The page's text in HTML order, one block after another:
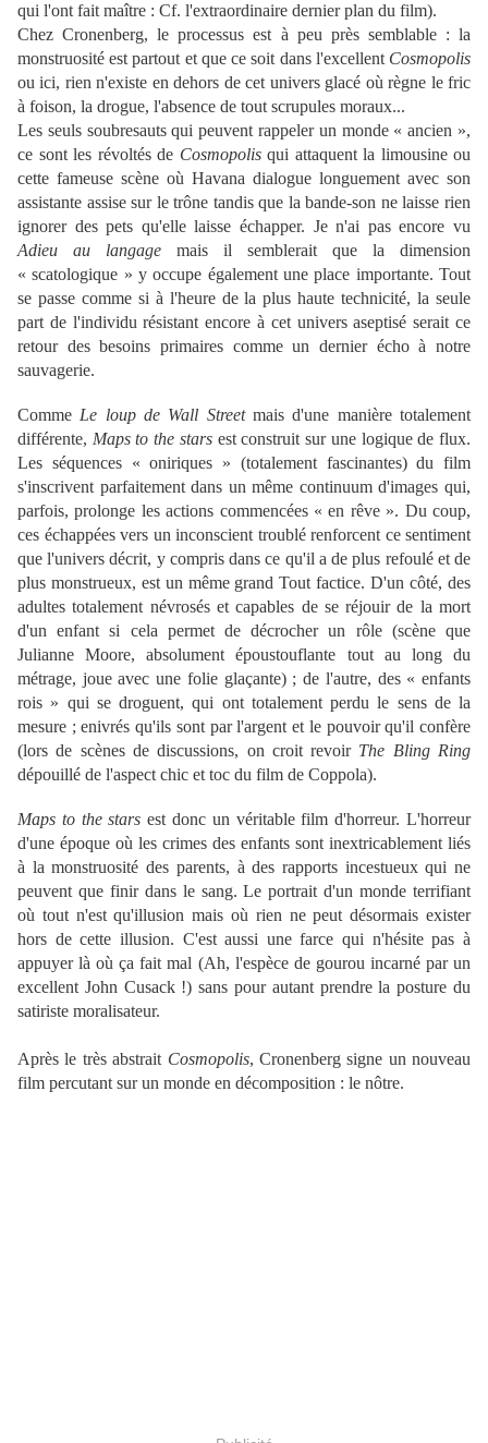
qui l'ont fait maître : Cf. l'extraordinaire dernier plan du film).
Chez Cronenberg, le processus est à peu près semblable : la
monstruosité est partout et que ce soit dans l'excellent Cosmopolis
ou ici, rien n'existe en dehors de cet univers glacé où règne le fric
à foison, la drogue, l'absence de tout scrupules moraux...
Les seuls soubresauts qui peuvent rappeler un monde « ancien »,
ce sont les révoltés de Cosmopolisqui attaquent la limousine ou
cette fameuse scène où Havana dialogue longuement avec son
assistante assise sur le trône tandis que la bande-son ne laisse rien
ignorer des pets qu'elle laisse échapper. Je n'ai pas encore vu
Adieu au langage mais il semblerait que la dimension
« scatologique » y occupe également une place importante. Tout
se passe comme si à l'heure de la plus haute technicité, la seule
part de l'individu résistant encore à cet univers aseptisé serait ce
retour des besoins primaires comme un dernier écho à notre
sauvagerie.
Comme Le loup de Wall Streetmais d'une manière totalement
différente, Maps to the starsest construit sur une logique de flux.
Les séquences « oniriques » (totalement fascinantes) du film
s'inscrivent parfaitement dans un même continuum d'images qui,
parfois, prolonge les actions commencées « en rêve ». Du coup,
ces échappées vers un inconscient troublé renforcent ce sentiment
que l'univers décrit, y compris dans ce qu'il a de plus refoulé et de
plus monstrueux, est un même grand Tout factice. D'un côté, des
adultes totalement névrosés et capables de se réjouir de la mort
d'un enfant si cela permet de décrocher un rôle (scène que
Julianne Moore, absolument époustouflante tout au long du
métrage, joue avec une folie glaçante) ; de l'autre, des « enfants
rois » qui se droguent, qui ont totalement perdu le sens de la
mesure ; enivrés qu'ils sont par l'argent et le pouvoir qu'il confère
(lors de scènes de discussions, on croit revoir The Bling Ring
dépouillé de l'aspect chic et toc du film de Coppola).
Maps to the stars est donc un véritable film d'horreur. L'horreur
d'une époque où les crimes des enfants sont inextricablement liés
à la monstruosité des parents, à des rapports incestueux qui ne
peuvent que finir dans le sang. Le portrait d'un monde terrifiant
où tout n'est qu'illusion mais où rien ne peut désormais exister
hors de cette illusion. C'est aussi une farce qui n'hésite pas à
appuyer là où ça fait mal (Ah, l'espèce de gourou incarné par un
excellent John Cusack !) sans pour autant prendre la posture du
satiriste moralisateur.
Après le très abstrait Cosmopolis, Cronenberg signe un nouveau
film percutant sur un monde en décomposition : le nôtre.